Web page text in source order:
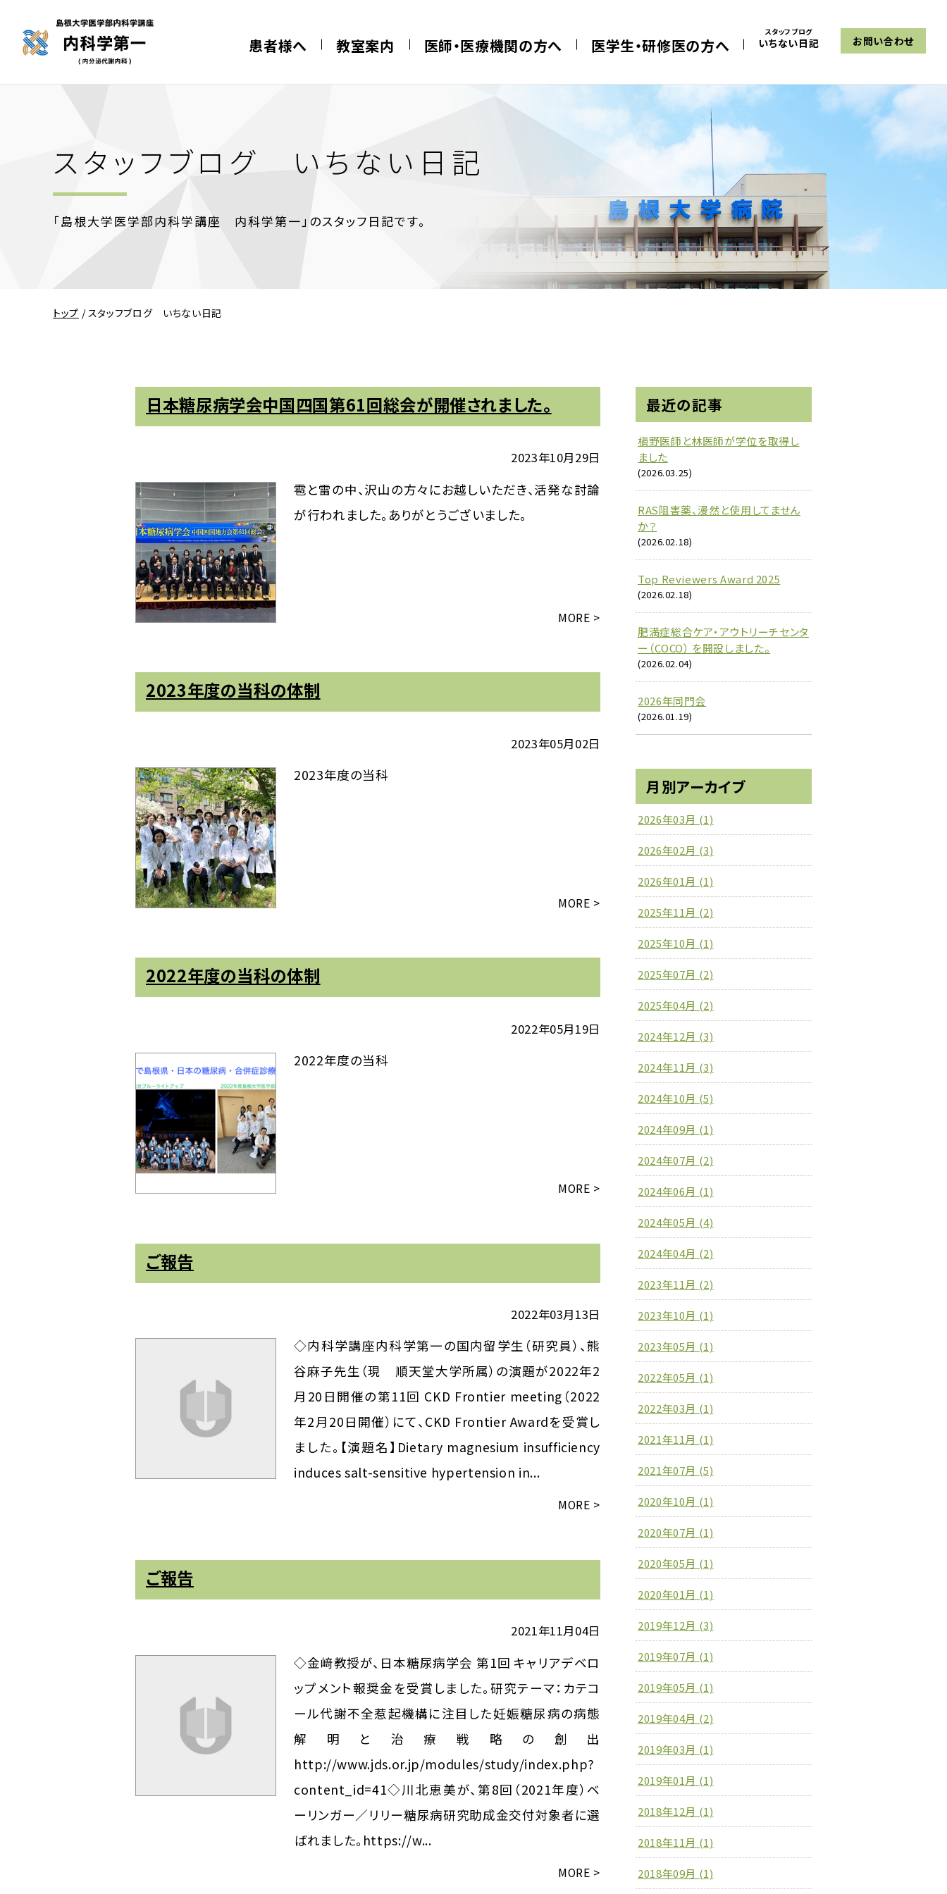
患者様へ 教室案内 医師・医療機関の方へ 医学生・研修医の方へ
スタッフブログ
いちない日記 お問い合わせ
スタッフブログ いちない日記
「島根大学医学部内科学講座 内科学第一」のスタッフ日記です。
トップ /スタッフブログ いちない日記
日本糖尿病学会中国四国第61回総会が開催されました。
2023年10月29日
雹と雷の中、沢山の方々にお越しいただき、活発な討論
が行われました。ありがとうございました。
2023年度の当科の体制
2023年05月02日
2023年度の当科
2022年度の当科の体制
2022年05月19日
2022年度の当科
ご報告
2022年03月13日
◇内科学講座内科学第一の国内留学生（研究員）、熊
谷麻子先生（現 順天堂大学所属）の演題が2022年2
月20日開催の第11回 CKD Frontier meeting（2022
年2月20日開催）にて、CKD Frontier Awardを受賞し
ました。【演題名】Dietary magnesium insufficiency
induces salt-sensitive hypertension in...
ご報告
2021年11月04日
◇金﨑教授が、日本糖尿病学会 第1回 キャリアデベロ
ップメント報奨金を受賞しました。研究テーマ：カテコ
ール代謝不全惹起機構に注目した妊娠糖尿病の病態
解明と治療戦略の創出
http://www.jds.or.jp/modules/study/index.php?
content_id=41◇川北恵美が、第8回（2021年度）ベ
ーリンガー／リリー糖尿病研究助成金交付対象者に選
ばれました。https://w...
最近の記事
槇野医師と林医師が学位を取得し
ました
(2026.03.25)
RAS阻害薬、漫然と使用してません
か？
(2026.02.18)
Top Reviewers Award 2025
(2026.02.18)
肥満症総合ケア・アウトリーチセンタ
ー（COCO） を開設しました。
(2026.02.04)
2026年同門会
(2026.01.19)
月別アーカイブ
2026年03月 (1)
2026年02月 (3)
2026年01月 (1)
2025年11月 (2)
2025年10月 (1)
2025年07月 (2)
2025年04月 (2)
2024年12月 (3)
2024年11月 (3)
2024年10月 (5)
2024年09月 (1)
2024年07月 (2)
2024年06月 (1)
2024年05月 (4)
2024年04月 (2)
2023年11月 (2)
2023年10月 (1)
2023年05月 (1)
2022年05月 (1)
2022年03月 (1)
2021年11月 (1)
2021年07月 (5)
2020年10月 (1)
2020年07月 (1)
2020年05月 (1)
2020年01月 (1)
2019年12月 (3)
2019年07月 (1)
2019年05月 (1)
2019年04月 (2)
2019年03月 (1)
2019年01月 (1)
2018年12月 (1)
2018年11月 (1)
2018年09月 (1)